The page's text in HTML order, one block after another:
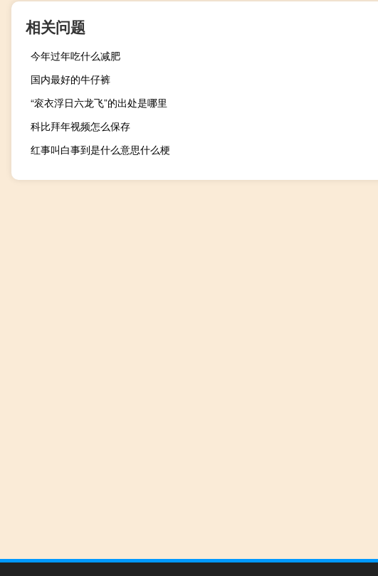
相关问题
今年过年吃什么减肥
国内最好的牛仔裤
“衮衣浮日六龙飞”的出处是哪里
科比拜年视频怎么保存
红事叫白事到是什么意思什么梗